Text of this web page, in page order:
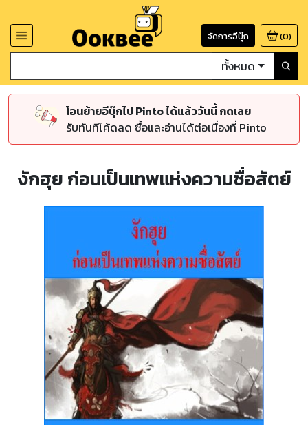
จัดการอีบุ๊ก (0)
ทั้งหมด
โอนย้ายอีบุ๊กไป Pinto ได้แล้ววันนี้ กดเลย
รับทันทีโค้ดลด ซื้อและอ่านได้ต่อเนื่องที่ Pinto
งักฮุย ก่อนเป็นเทพแห่งความซื่อสัตย์